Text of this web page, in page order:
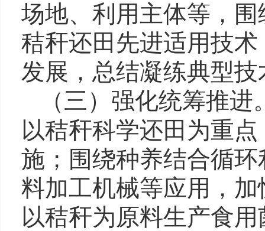
场地、利用主体等，
秸秆还田先进适用技
发展，总结凝练典型
（三）强化统筹推进
以秸秆科学还田为重
施；围绕种养结合循
料加工机械等应用，
以秸秆为原料生产食